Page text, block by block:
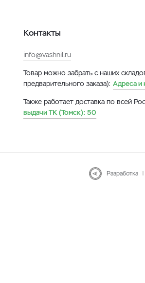
Контакты
info@vashnil.ru
Товар можно забрать с наших
предварительного заказа): Адреса и
Также работает доставка по всей
выдачи ТК (Томск): 50
Разработка |